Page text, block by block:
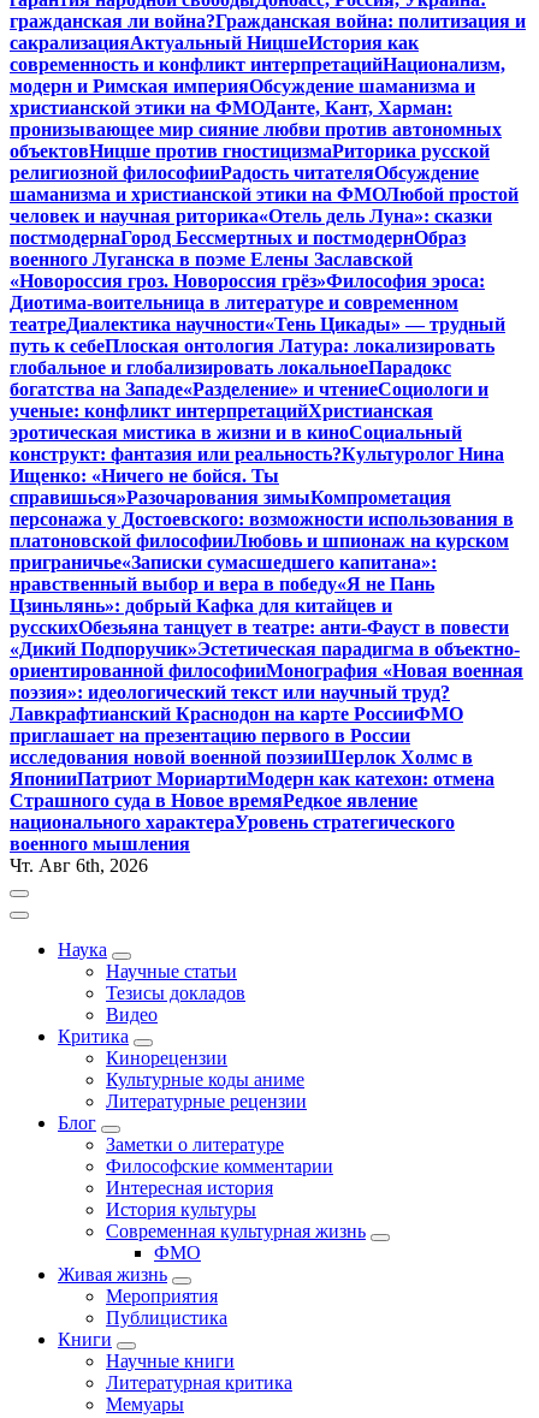
гражданская ли война?Гражданская война: политизация и
сакрализацияАктуальный НицшеИстория как
современность и конфликт интерпретацийНационализм,
модерн и Римская империяОбсуждение шаманизма и
христианской этики на ФМОДанте, Кант, Харман:
пронизывающее мир сияние любви против автономных
объектовНицше против гностицизмаРиторика русской
религиозной философииРадость читателяОбсуждение
шаманизма и христианской этики на ФМОЛюбой простой
человек и научная риторика«Отель дель Луна»: сказки
постмодернаГород Бессмертных и постмодернОбраз
военного Луганска в поэме Елены Заславской
«Новороссия гроз. Новороссия грёз»Философия эроса:
Диотима-воительница в литературе и современном
театреДиалектика научности«Тень Цикады» — трудный
путь к себеПлоская онтология Латура: локализировать
глобальное и глобализировать локальноеПарадокс
богатства на Западе«Разделение» и чтениеСоциологи и
ученые: конфликт интерпретацийХристианская
эротическая мистика в жизни и в киноСоциальный
конструкт: фантазия или реальность?Культуролог Нина
Ищенко: «Ничего не бойся. Ты
справишься»Разочарования зимыКомпрометация
персонажа у Достоевского: возможности использования в
платоновской философииЛюбовь и шпионаж на курском
приграничье«Записки сумасшедшего капитана»:
нравственный выбор и вера в победу«Я не Пань
Цзиньлянь»: добрый Кафка для китайцев и
русскихОбезьяна танцует в театре: анти-Фауст в повести
«Дикий Подпоручик»Эстетическая парадигма в объектно-
ориентированной философииМонография «Новая военная
поэзия»: идеологический текст или научный труд?
Лавкрафтианский Краснодон на карте РоссииФМО
приглашает на презентацию первого в России
исследования новой военной поэзииШерлок Холмс в
ЯпонииПатриот МориартиМодерн как катехон: отмена
Страшного суда в Новое времяРедкое явление
национального характераУровень стратегического
военного мышления
Чт. Авг 6th, 2026
Наука
Научные статьи
Тезисы докладов
Видео
Критика
Кинорецензии
Культурные коды аниме
Литературные рецензии
Блог
Заметки о литературе
Философские комментарии
Интересная история
История культуры
Современная культурная жизнь
ФМО
Живая жизнь
Мероприятия
Публицистика
Книги
Научные книги
Литературная критика
Мемуары